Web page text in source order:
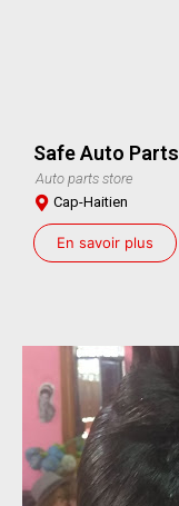
Safe Auto Parts
Auto parts store
Cap-Haitien
En savoir plus